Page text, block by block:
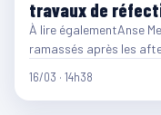
travaux de
À lire égalementAnse
ramassés après les
16/03 · 14h38